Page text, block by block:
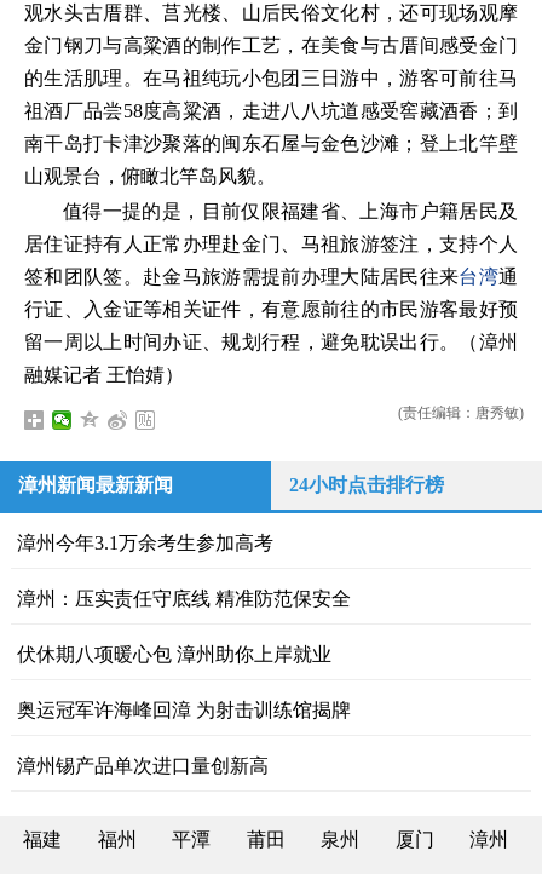
观水头古厝群、莒光楼、山后民俗文化村，还可现场观摩
金门钢刀与高粱酒的制作工艺，在美食与古厝间感受金门
的生活肌理。在马祖纯玩小包团三日游中，游客可前往马
祖酒厂品尝58度高粱酒，走进八八坑道感受窖藏酒香；到
南干岛打卡津沙聚落的闽东石屋与金色沙滩；登上北竿壁
山观景台，俯瞰北竿岛风貌。
值得一提的是，目前仅限福建省、上海市户籍居民及
居住证持有人正常办理赴金门、马祖旅游签注，支持个人
签和团队签。赴金马旅游需提前办理大陆居民往来台湾通
行证、入金证等相关证件，有意愿前往的市民游客最好预
留一周以上时间办证、规划行程，避免耽误出行。（漳州
融媒记者 王怡婧）
(责任编辑：唐秀敏)
漳州新闻最新新闻 24小时点击排行榜
漳州今年3.1万余考生参加高考
漳州：压实责任守底线 精准防范保安全
伏休期八项暖心包 漳州助你上岸就业
​奥运冠军许海峰回漳 为射击训练馆揭牌
漳州锡产品单次进口量创新高
福建 福州 平潭 莆田 泉州 厦门 漳州